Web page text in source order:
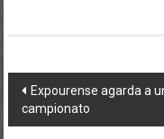
Post
Expourense agarda a
campionato